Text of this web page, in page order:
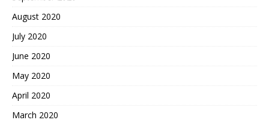
August 2020
July 2020
June 2020
May 2020
April 2020
March 2020